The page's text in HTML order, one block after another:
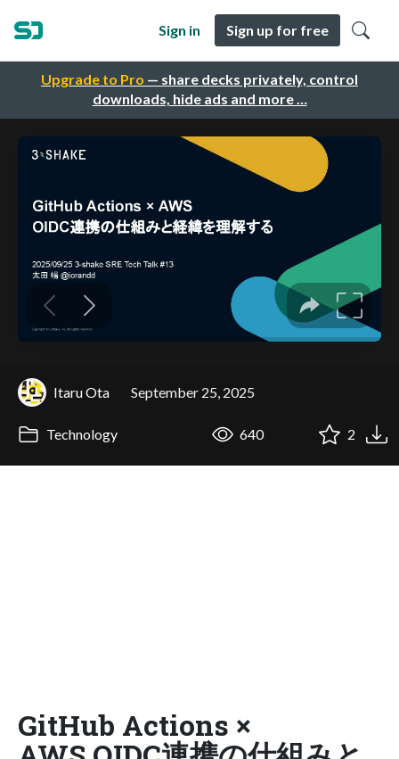
Upgrade to Pro — share decks privately, control
downloads, hide ads and more …
Sign in Sign up for free
Itaru Ota September 25, 2025
Technology 640 2
GitHub Actions ×